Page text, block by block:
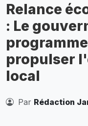
Relance
: Le
propulser
local
Par Rédaction